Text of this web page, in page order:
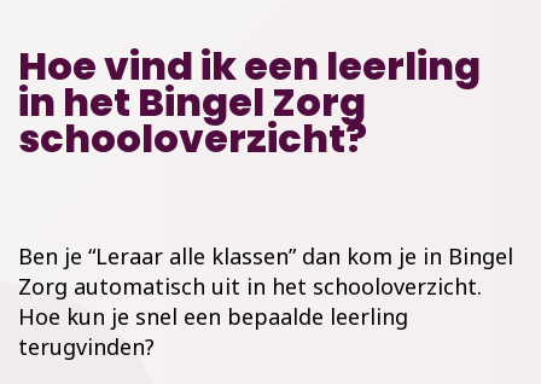
Hoe vind ik een leerling
in het Bingel Zorg
schooloverzicht?
Ben je “Leraar alle klassen” dan kom je in Bingel
Zorg automatisch uit in het schooloverzicht.
Hoe kun je snel een bepaalde leerling
terugvinden?